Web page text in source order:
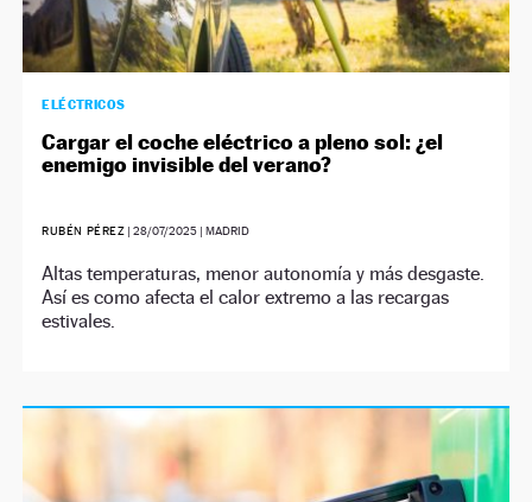
ELÉCTRICOS
Cargar el coche eléctrico a pleno sol: ¿el
enemigo invisible del verano?
RUBÉN PÉREZ |28/07/2025 | MADRID
Altas temperaturas, menor autonomía y más desgaste.
Así es como afecta el calor extremo a las recargas
estivales.